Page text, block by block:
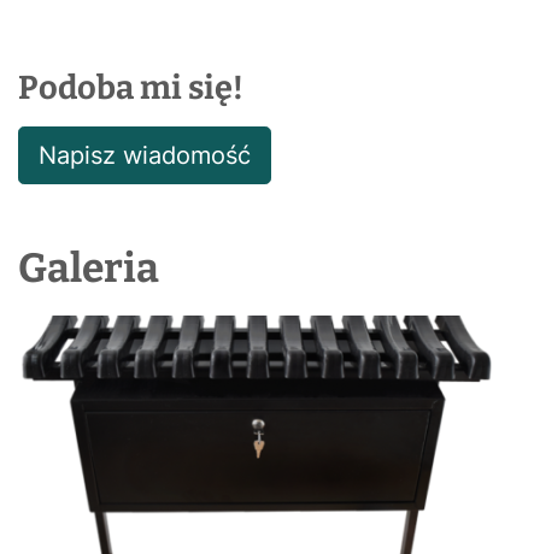
Podoba mi się!
Napisz wiadomość
Galeria